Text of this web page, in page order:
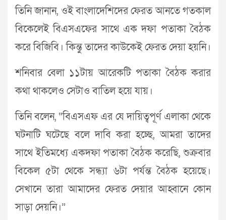
তিনি জানান, ওই বাংলাদেশিদের ফেরত আনতে গতকাল
বিকেলেই বিএসএফের সাথে এক দফা পতাকা বৈঠক
করে বিজিবি। কিন্তু তাদের কাউকেই ফেরত দেয়া হয়নি।
শনিবার বেলা ১১টায় আরেকটি পতাকা বৈঠক করার
কথা থাকলেও সেটাও বাতিল হয়ে যায়।
তিনি বলেন, “বিএসএফ এর যে দায়িত্বপূর্ণ এলাকা থেকে
ঘটনাটি ঘটেছে বলে দাবি করা হচ্ছে, আমরা তাদের
সাথে ইতিমধ্যে একদফা পতাকা বৈঠক করেছি, শুক্রবার
বিকেল ৫টা থেকে সন্ধ্যা ৬টা পর্যন্ত বৈঠক হয়েছে।
সেখানে তারা আমাদের ফেরত দেয়ার আহ্বানে কোন
সাড়া দেয়নি।”